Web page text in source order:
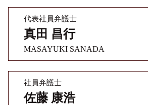
代表社員弁護士
真田 昌行
MASAYUKI SANADA
社員弁護士
佐藤 康浩